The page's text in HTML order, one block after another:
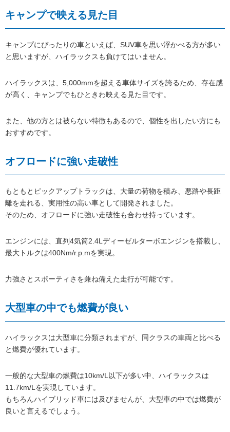
キャンプで映える見た目
キャンプにぴったりの車といえば、SUV車を思い浮かべる方が多い
と思いますが、ハイラックスも負けてはいません。
ハイラックスは、5,000mmを超える車体サイズを誇るため、存在感
が高く、キャンプでもひときわ映える見た目です。
また、他の方とは被らない特徴もあるので、個性を出したい方にも
おすすめです。
オフロードに強い走破性
もともとピックアップトラックは、大量の荷物を積み、悪路や長距
離を走れる、実用性の高い車として開発されました。
そのため、オフロードに強い走破性も合わせ持っています。
エンジンには、直列4気筒2.4Lディーゼルターボエンジンを搭載し、
最大トルクは400Nm/r.p.mを実現。
力強さとスポーティさを兼ね備えた走行が可能です。
大型車の中でも燃費が良い
ハイラックスは大型車に分類されますが、同クラスの車両と比べる
と燃費が優れています。
一般的な大型車の燃費は10km/L以下が多い中、ハイラックスは
11.7km/Lを実現しています。
もちろんハイブリッド車には及びませんが、大型車の中では燃費が
良いと言えるでしょう。